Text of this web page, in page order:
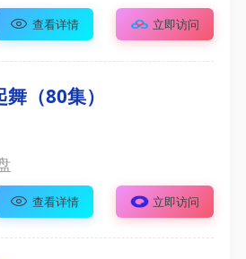
查看详情 立即访问
（80集）
查看详情 立即访问